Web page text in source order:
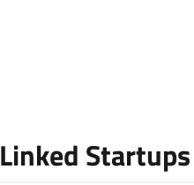
Linked Startups